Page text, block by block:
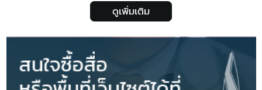
ดูเพิ่มเติม